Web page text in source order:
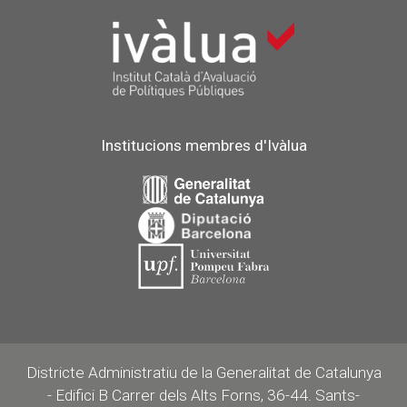
Institucions membres d'Ivàlua
Districte Administratiu de la Generalitat de Catalunya
- Edifici B Carrer dels Alts Forns, 36-44. Sants-